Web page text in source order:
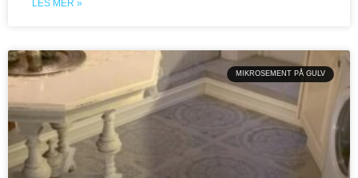
LES MER »
MIKROSEMENT PÅ GULV